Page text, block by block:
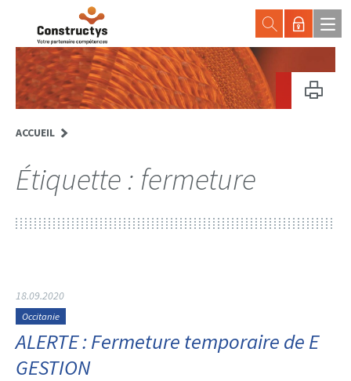
ACCUEIL
Étiquette : fermeture
18.09.2020
Occitanie
ALERTE : Fermeture temporaire de E
GESTION